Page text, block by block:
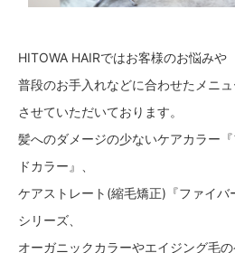
HITOWA HAIRではお客様のお悩みや
普段のお手入れなどに合わせたメニ
させていただいております。
髪へのダメージの少ないケアカラー
ドカラー』、
ケアストレート(縮毛矯正)『ファイバ
シリーズ、
オーガニックカラーやエイジング毛